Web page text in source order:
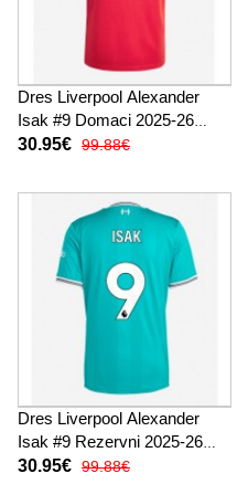
Dres Liverpool Alexander
Isak #9 Domaci 2025-26
Kratak Rukav
30.95€ 99.88€
Dres Liverpool Alexander
Isak #9 Rezervni 2025-26
Kratak Rukav
30.95€ 99.88€